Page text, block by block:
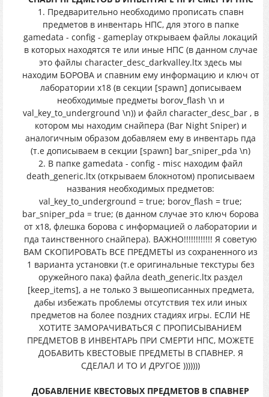
1. Предварительно необходимо прописать спавн
предметов в инвентарь НПС, для этого в папке
gamedata - config - gameplay открываем файлы локаций
в которых находятся те или иные НПС (в данном случае
это файлы character_desc_darkvalley.ltx здесь мы
находим БОРОВА и спавним ему информацию и ключ от
лаборатории x18 (в секции [spawn] дописываем
необходимые предметы borov_flash \n и
val_key_to_underground \n)) и файл character_desc_bar , в
котором мы находим снайпера (Bar Night Sniper) и
аналогичным образом добавляем ему в инвентарь пда
(т.е дописываем в секции [spawn] bar_sniper_pda \n)
2. В папке gamedata - config - misc находим файл
death_generic.ltx (открываем блокнотом) прописываем
названия необходимых предметов:
val_key_to_underground = true; borov_flash = true;
bar_sniper_pda = true; (в данном случае это ключ борова
от x18, флешка борова с информацией о лаборатории и
пда таинственного снайпера). ВАЖНО!!!!!!!!!!!! Я советую
ВАМ СКОПИРОВАТЬ ВСЕ ПРЕДМЕТЫ из сохраненного из
1 варианта установки (т.е оригинальные текстуры без
оружейного пака) файла death_generic.ltx раздел
[keep_items], а не только 3 вышеописанных предмета,
дабы избежать проблемы отсутствия тех или иных
предметов на более поздних стадиях игры. ЕСЛИ НЕ
ХОТИТЕ ЗАМОРАЧИВАТЬСЯ С ПРОПИСЫВАНИЕМ
ПРЕДМЕТОВ В ИНВЕНТАРЬ ПРИ СМЕРТИ НПС, МОЖЕТЕ
ДОБАВИТЬ КВЕСТОВЫЕ ПРЕДМЕТЫ В СПАВНЕР. Я
СДЕЛАЛ И ТО И ДРУГОЕ )))))))
ДОБАВЛЕНИЕ КВЕСТОВЫХ ПРЕДМЕТОВ В СПАВНЕР